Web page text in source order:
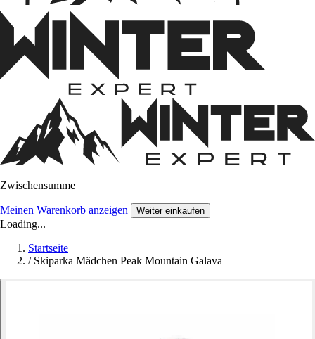
Zwischensumme
Meinen Warenkorb anzeigen Weiter einkaufen
Loading...
Startseite
/ Skiparka Mädchen Peak Mountain Galava